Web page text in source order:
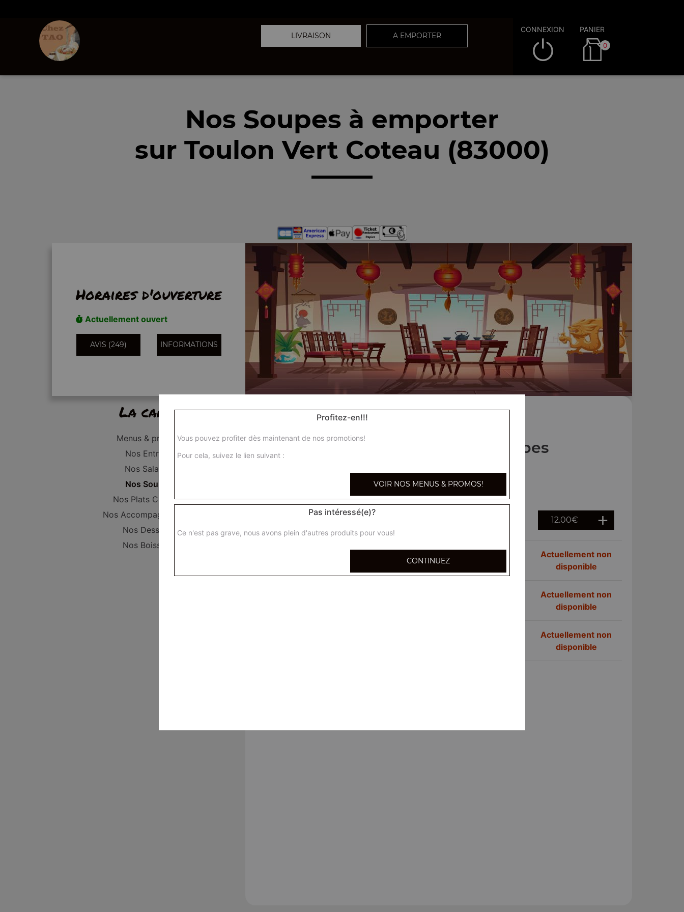
LIVRAISON A EMPORTER
CONNEXION PANIER
0
Nos Soupes à emporter
sur Toulon Vert Coteau (83000)
Horaires d'ouverture
Actuellement ouvert
AVIS (249) INFORMATIONS
La carte
Menus & promos
Nos Entrées
Nos Salades
Nos Soupes
Nos Plats Cuisinés
Nos Accompagnements
Nos Desserts
Nos Boissons
Nos Soupes
Soupe tao 12.00€
Actuellement non
disponible
Actuellement non
disponible
Actuellement non
disponible
Profitez-en!!!
Vous pouvez profiter dès maintenant de nos promotions!
Pour cela, suivez le lien suivant :
VOIR NOS MENUS & PROMOS!
Pas intéressé(e)?
Ce n'est pas grave, nous avons plein d'autres produits pour vous!
CONTINUEZ